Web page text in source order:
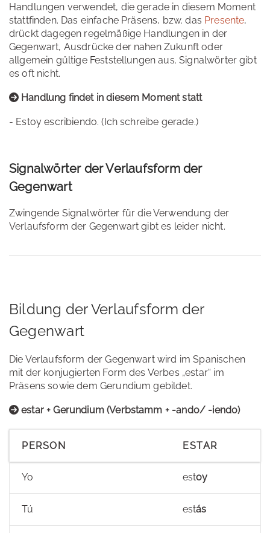
Handlungen verwendet, die gerade in diesem Moment
stattfinden. Das einfache Präsens, bzw. das Presente,
drückt dagegen regelmäßige Handlungen in der
Gegenwart, Ausdrücke der nahen Zukunft oder
allgemein gültige Feststellungen aus. Signalwörter gibt
es oft nicht.
Handlung findet in diesem Moment statt
- Estoy escribiendo. (Ich schreibe gerade.)
Signalwörter der Verlaufsform der
Gegenwart
Zwingende Signalwörter für die Verwendung der
Verlaufsform der Gegenwart gibt es leider nicht.
Bildung der Verlaufsform der
Gegenwart
Die Verlaufsform der Gegenwart wird im Spanischen
mit der konjugierten Form des Verbes „estar“ im
Präsens sowie dem Gerundium gebildet.
estar + Gerundium (Verbstamm + -ando/ -iendo)
PERSON ESTAR
Yo estoy
Tú estás